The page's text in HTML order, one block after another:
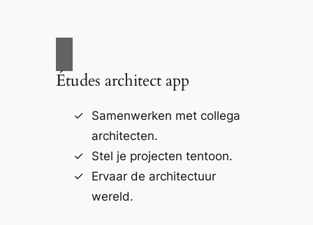
Études architect app
Samenwerken met collega
architecten.
Stel je projecten tentoon.
Ervaar de architectuur
wereld.